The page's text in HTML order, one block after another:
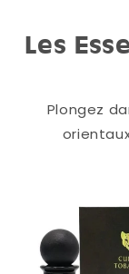
Les
Plongez